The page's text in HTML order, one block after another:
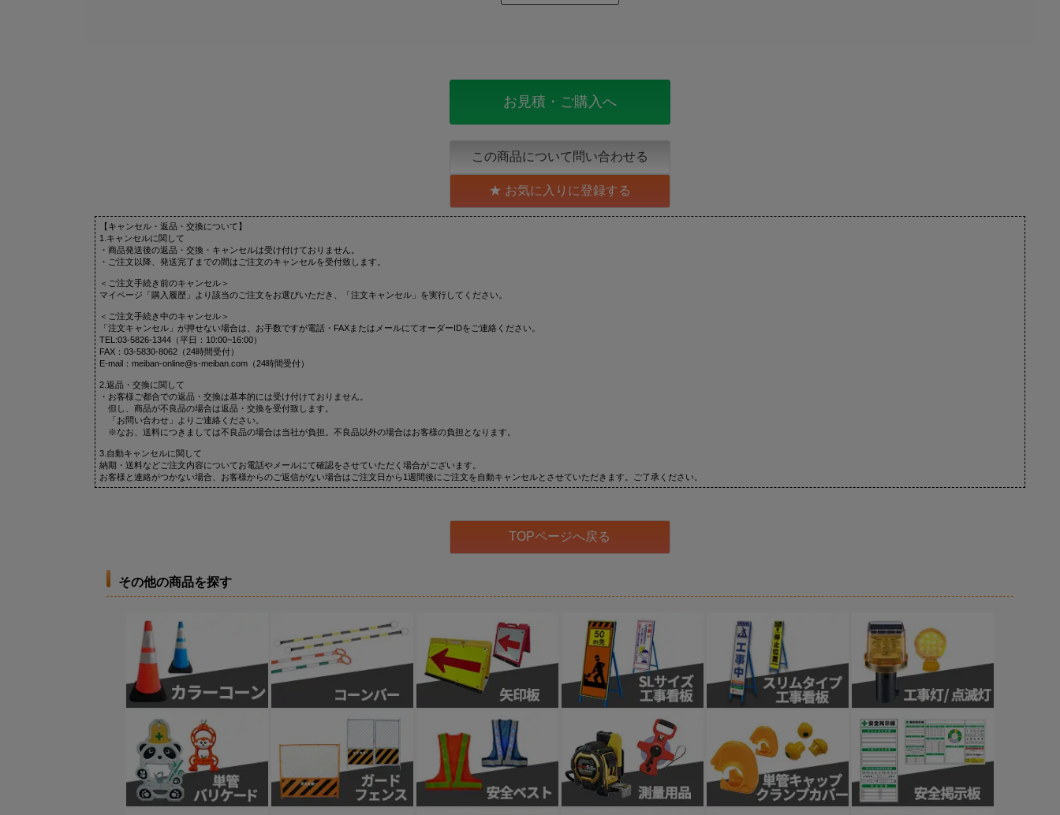
お見積・ご購入へ
この商品について問い合わせる
お気に入りに登録する
【キャンセル・返品・交換について】
1.キャンセルに関して
・商品発送後の返品・交換・キャンセルは受け付けておりません。
・ご注文以降、発送完了までの間はご注文のキャンセルを受付致します。
＜ご注文手続き前のキャンセル＞
マイページ「購入履歴」より該当のご注文をお選びいただき、「注文キャンセル」を実行してください。
＜ご注文手続き中のキャンセル＞
「注文キャンセル」が押せない場合は、お手数ですが電話・FAXまたはメールにてオーダーIDをご連絡ください。
TEL:03-5826-1344（平日：10:00~16:00）
FAX：03-5830-8062（24時間受付）
E-mail：meiban-online@s-meiban.com（24時間受付）
2.返品・交換に関して
・お客様ご都合での返品・交換は基本的には受け付けておりません。
但し、商品が不良品の場合は返品・交換を受付致します。
「お問い合わせ」よりご連絡ください。
※なお、送料につきましては不良品の場合は当社が負担。不良品以外の場合はお客様の負担となります。
3.自動キャンセルに関して
納期・送料などご注文内容についてお電話やメールにて確認をさせていただく場合がございます。
お客様と連絡がつかない場合、お客様からのご返信がない場合はご注文日から1週間後にご注文を自動キャンセルとさせていただきます。ご了承ください。
TOPページへ戻る
その他の商品を探す